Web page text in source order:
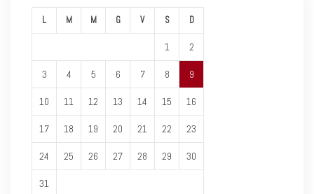
L M M G V S D
1 2
3 4 5 6 7 8 9
10 11 12 13 14 15 16
17 18 19 20 21 22 23
24 25 26 27 28 29 30
31